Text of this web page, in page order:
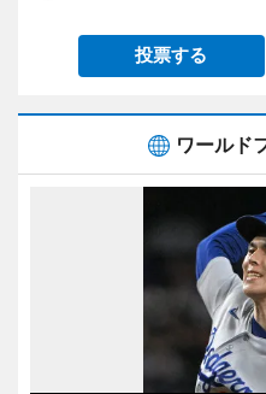
投票する
ワールド